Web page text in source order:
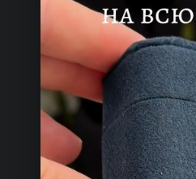
КОНТАКТЫ
ТЕЛЕФОН
+993 649
EMAIL